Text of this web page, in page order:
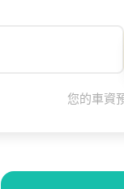
您的車資